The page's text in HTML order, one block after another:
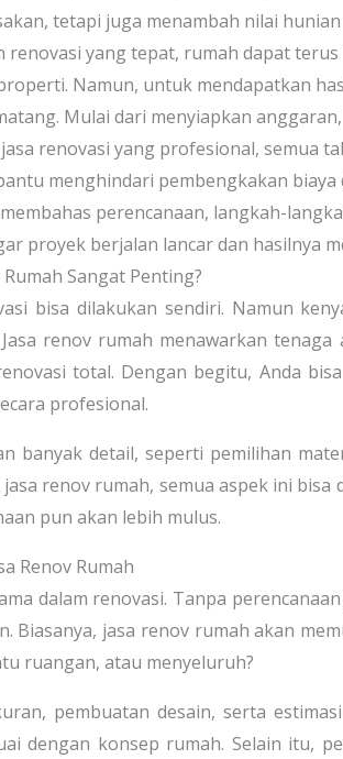
tetapi juga menambah nilai
renovasi yang tepat, rumah dapat
Namun, untuk mendapatkan
Mulai dari menyiapkan
renovasi yang profesional, semua
menghindari pembengkakan
perencanaan, langkah-
proyek berjalan lancar dan hasilnya
Sangat Penting?
bisa dilakukan sendiri. Namun
renov rumah menawarkan
total. Dengan begitu, Anda
profesional.
banyak detail, seperti pemilihan
renov rumah, semua aspek ini
pun akan lebih mulus.
Renov Rumah
dalam renovasi. Tanpa
Biasanya, jasa renov rumah akan
ruangan, atau menyeluruh?
pembuatan desain, serta
dengan konsep rumah. Selain itu,